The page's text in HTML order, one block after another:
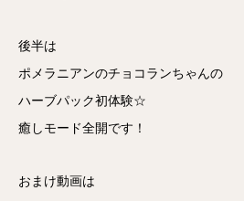
後半は
ポメラニアンのチョコランちゃんの
ハーブパック初体験☆
癒しモード全開です！
おまけ動画は